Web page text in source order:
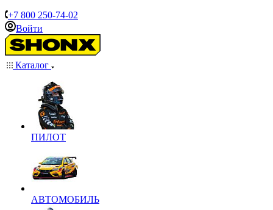
+7 800 250-74-02
Войти
Каталог
ПИЛОТ
АВТОМОБИЛЬ